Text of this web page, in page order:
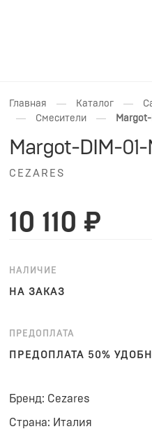
Главная — Каталог —
— Смесители —
Margot-DIM-
CEZARES
10 110 ₽
НАЛИЧИЕ
НА ЗАКАЗ
ПРЕДОПЛАТА
ПРЕДОПЛАТА 50%
Бренд: Cezares
Страна: Италия